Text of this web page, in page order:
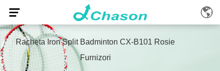
Racheta Iron Split Badminton CX-B101 Rosie
Furnizori